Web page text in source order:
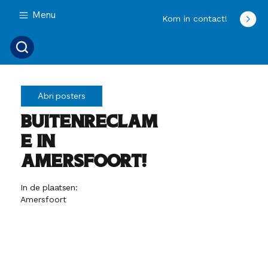
Menu Kom in contact!
Abri posters
Buitenreclam
e in
Amersfoort!
In de plaatsen:
Amersfoort